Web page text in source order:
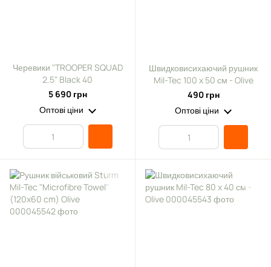
Черевики "TROOPER SQUAD
2.5" Black 40
5 690 грн
Оптові ціни
Швидковисихаючий рушник
Mil-Tec 100 x 50 см - Olive
490 грн
Оптові ціни